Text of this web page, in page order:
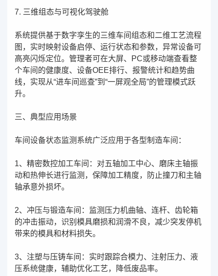
7. 三维组态与可视化驾驶舱
系统提供基于数字孪生的三维车间组态和二维工艺流程
图，实时映射设备启停、运行状态和参数，异常设备可
高亮闪烁定位。管理者可在大屏、PC或移动端查看整
个车间的健康度、设备OEE排行、报警统计和趋势曲
线，实现从“进车间巡查”到“一屏观全局”的管理模式跃
升。
三、典型应用场景
车间设备状态监测系统广泛应用于各型制造车间：
1、精密数控加工车间：对五轴加工中心、磨床主轴振
动和热伸长进行监测，保障加工精度，防止撞刀和主轴
轴承意外损坏。
2、冲压与锻造车间：监测压力机曲轴、连杆、齿轮箱
的冲击振动，识别模具磨损和润滑不良，减少突发停机
带来的模具和材料损失。
3、注塑与压铸车间：实时跟踪合模力、注射压力、液
压系统健康，辅助优化工艺，降低废品率。